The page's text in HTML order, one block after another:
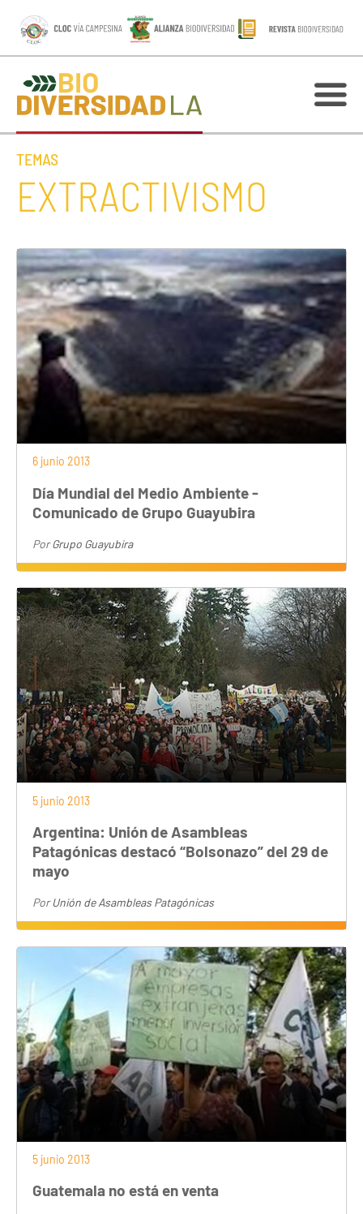
TEMAS
EXTRACTIVISMO
6 junio 2013
Día Mundial del Medio Ambiente -
Comunicado de Grupo Guayubira
PorGrupo Guayubira
5 junio 2013
Argentina: Unión de Asambleas
Patagónicas destacó “Bolsonazo” del 29 de
mayo
PorUnión de Asambleas Patagónicas
5 junio 2013
Guatemala no está en venta